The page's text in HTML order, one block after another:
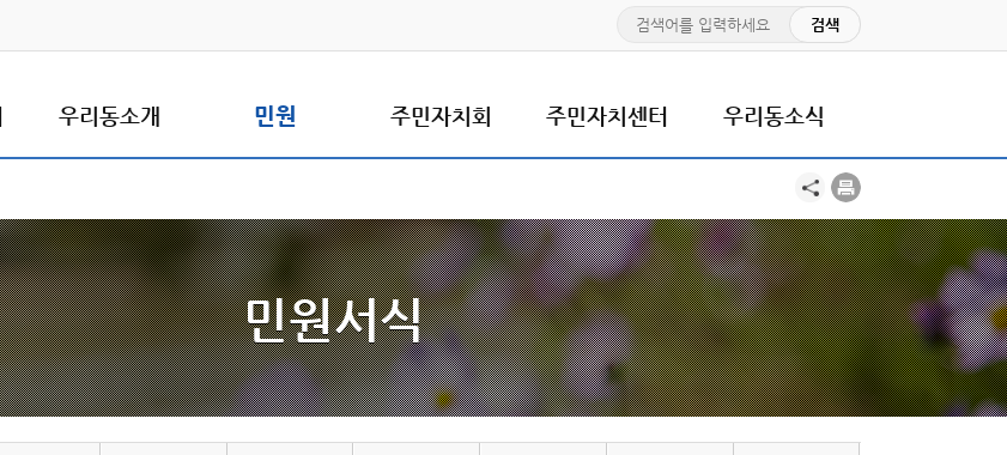
우리동소개 민원 주민자치회 주민자치센터 우리동소식
민원서식